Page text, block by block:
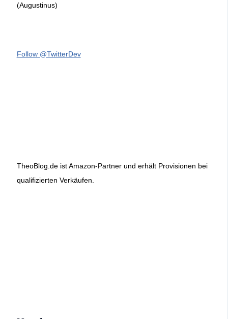
(Augustinus)
Follow @TwitterDev
TheoBlog.de ist Amazon-Partner und erhält Provisionen bei
qualifizierten Verkäufen.